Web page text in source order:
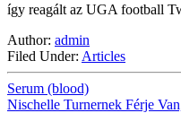
így reagált az UGA football
Author: admin
Filed Under: Articles
Serum (blood)
Nischelle Turnernek Férje